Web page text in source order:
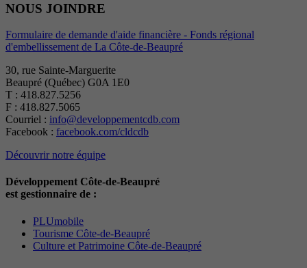
NOUS JOINDRE
Formulaire de demande d'aide financière - Fonds régional
d'embellissement de La Côte-de-Beaupré
30, rue Sainte-Marguerite
Beaupré (Québec) G0A 1E0
T : 418.827.5256
F : 418.827.5065
Courriel : info@developpementcdb.com
Facebook : facebook.com/cldcdb
Découvrir notre équipe
Développement Côte-de-Beaupré
est gestionnaire de :
PLUmobile
Tourisme Côte-de-Beaupré
Culture et Patrimoine Côte-de-Beaupré